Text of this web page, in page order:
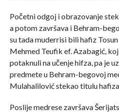
Početni odgoj i obrazovanje
a potom završava i Behram-
su tada muderrisi bili hafiz
Mehmed Teufik ef. Azabagić,
potaknuli na učenje hifza, pa je
predmete u Behram-begovoj
Mulahalilović stekao titulu hafiza.
Poslije medrese završava